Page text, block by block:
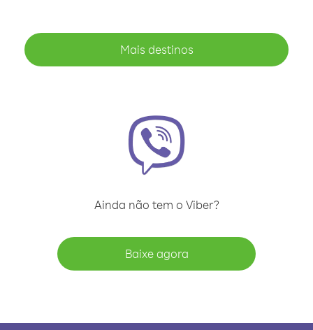
Mais destinos
Ainda não tem o Viber?
Baixe agora